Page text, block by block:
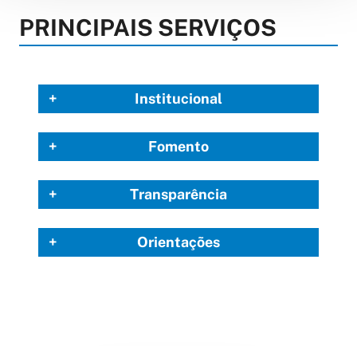
PRINCIPAIS SERVIÇOS
Institucional
Fomento
Transparência
Orientações